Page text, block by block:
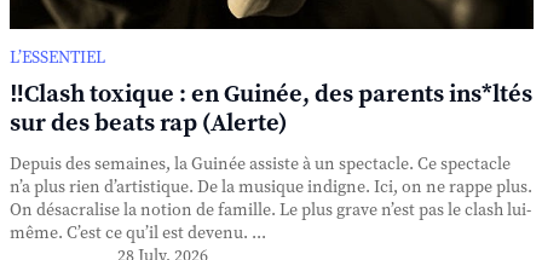
L’ESSENTIEL
‼️Clash toxique : en Guinée, des parents ins*ltés
sur des beats rap (Alerte)
Depuis des semaines, la Guinée assiste à un spectacle. Ce spectacle
n’a plus rien d’artistique. De la musique indigne. Ici, on ne rappe plus.
On désacralise la notion de famille. Le plus grave n’est pas le clash lui-
même. C’est ce qu’il est devenu. ...